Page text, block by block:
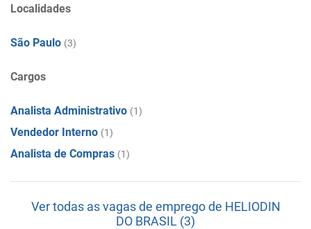
Localidades
São Paulo (3)
Cargos
Analista Administrativo (1)
Vendedor Interno (1)
Analista de Compras (1)
Ver todas as vagas de emprego de HELIODIN
DO BRASIL (3)